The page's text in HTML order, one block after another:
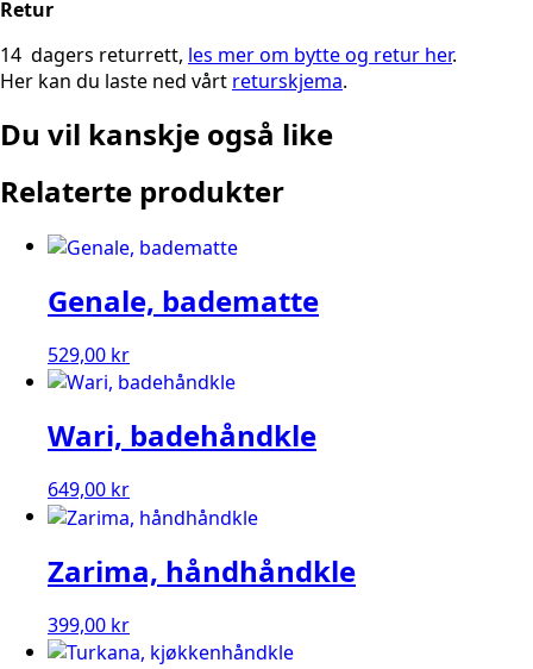
Retur
14 dagers returrett, les mer om bytte og retur her.
Her kan du laste ned vårt returskjema.
Du vil kanskje også like
Relaterte produkter
Genale, badematte
529,00 kr
Wari, badehåndkle
649,00 kr
Zarima, håndhåndkle
399,00 kr